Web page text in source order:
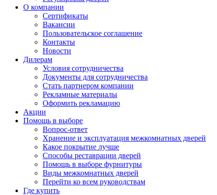
О компании
Сертификаты
Вакансии
Пользовательское соглашение
Контакты
Новости
Дилерам
Условия сотрудничества
Документы для сотрудничества
Стать партнером компании
Рекламные материалы
Оформить рекламацию
Акции
Помощь в выборе
Вопрос-ответ
Хранение и эксплуатация межкомнатных дверей
Какое покрытие лучше
Способы реставрации дверей
Помощь в выборе фурнитуры
Виды межкомнатных дверей
Перейти ко всем руководствам
Где купить